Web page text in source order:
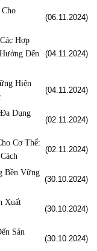
(06.11.2024)
Hợp
Đến
(04.11.2024)
Hiện
(04.11.2024)
Dụng
(02.11.2024)
Cơ Thể:
(02.11.2024)
Bền Vững
(30.10.2024)
Xuất
(30.10.2024)
Sản
(30.10.2024)